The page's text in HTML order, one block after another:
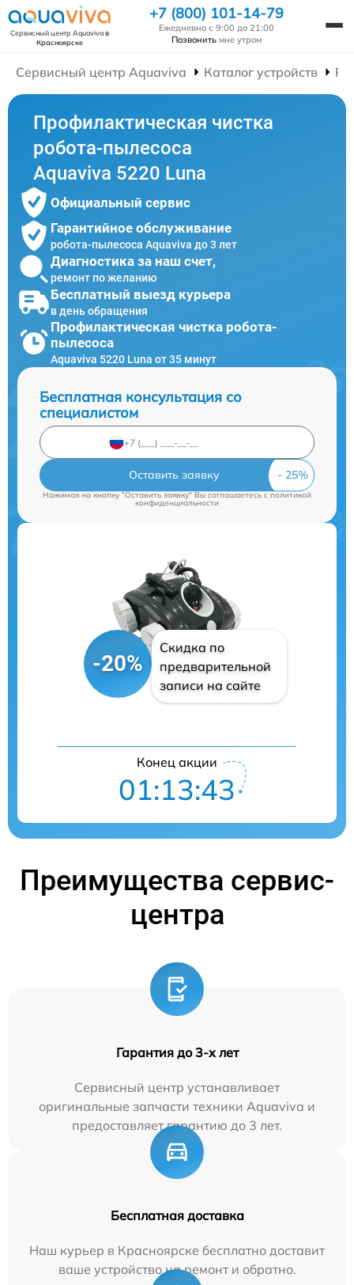
Сервисный центр Aquavivaв
Красноярске
+7 (800) 101-14-79
Ежедневно с 9:00 до 21:00
Позвонить мне утром
Сервисный центр Aquaviva Каталог устройств
Профилактическая чистка
робота-пылесоса
Aquaviva 5220 Luna
Официальный сервис
Гарантийное обслуживание
робота-пылесоса Aquaviva до 3 лет
Диагностика за наш счет,
ремонт по желанию
Бесплатный выезд курьера
в день обращения
Профилактическая чистка робота-
пылесоса
Aquaviva 5220 Luna от 35 минут
Бесплатная консультация со
специалистом
Оставить заявку
Нажимая на кнопку "Оставить заявку" Вы соглашаетесь c политикой
конфиденциальности
-20%
Скидка по
предварительной
записи на сайте
Конец акции
01:13:42
Преимущества сервис-
центра
Гарантия до 3-х лет
Сервисный центр устанавливает
оригинальные запчасти техники Aquaviva и
предоставляет гарантию до 3 лет.
Бесплатная доставка
Наш курьер в Красноярске бесплатно доставит
ваше устройство на ремонт и обратно.